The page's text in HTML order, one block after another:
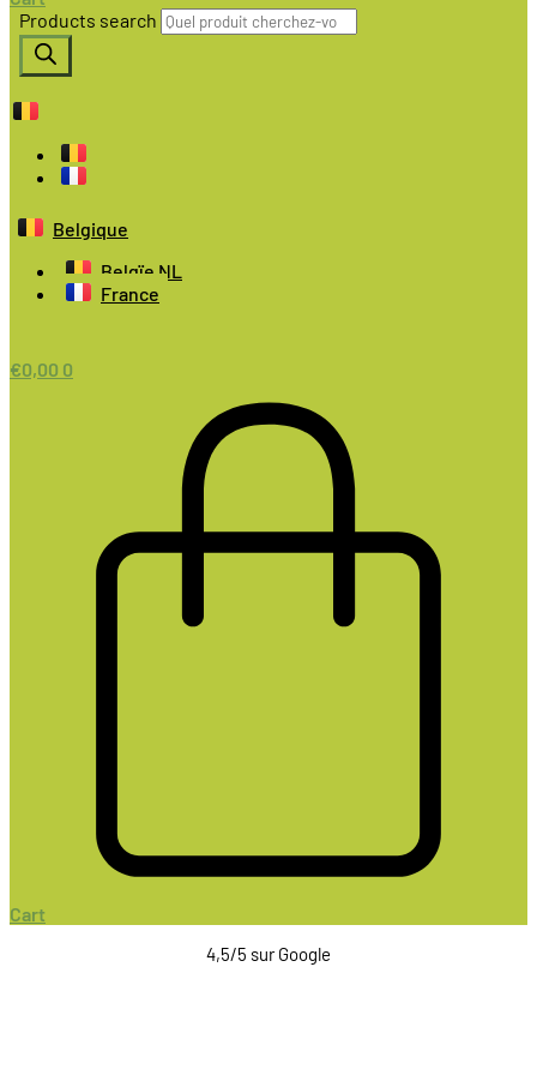
Products search
Belgique
Belgïe NL
France
€0,00 0
Cart
4,5/5 sur Google